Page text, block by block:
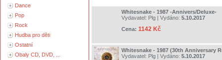
Dance
Pop
Rock
Hudba pro děti
Ostatní
Obaly CD, DVD, ...
Whitesnake - 1987 -Annivers/Deluxe-
Vydavatel: Plg | Vydáno: 5.10.2017
Cena: 1142 Kč
Whitesnake - 1987 (30th Anniversary
Vydavatel: Plg | Vydáno: 5.10.2017